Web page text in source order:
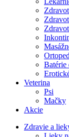
Batérie
Veterina
Psi
Mačky
Akcie
Zdravie a